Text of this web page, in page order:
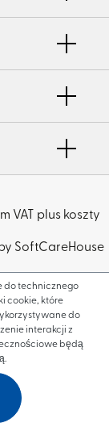
VAT plus koszty
SoftCareHouse
do technicznego
cookie, które
do
interakcji z
będą